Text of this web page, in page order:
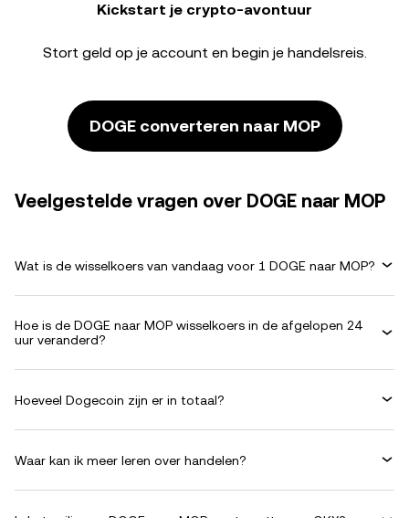
Kickstart je crypto-avontuur
Stort geld op je account en begin je handelsreis.
DOGE converteren naar MOP
Veelgestelde vragen over DOGE naar MOP
Wat is de wisselkoers van vandaag voor 1 DOGE naar MOP?
Hoe is de DOGE naar MOP wisselkoers in de afgelopen 24
uur veranderd?
Hoeveel Dogecoin zijn er in totaal?
Waar kan ik meer leren over handelen?